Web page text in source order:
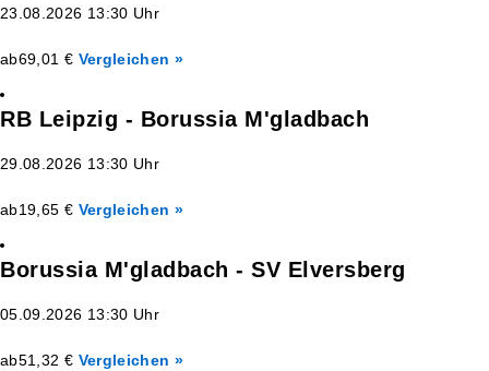
23.08.2026 13:30 Uhr
ab69,01 € Vergleichen »
RB Leipzig - Borussia M'gladbach
29.08.2026 13:30 Uhr
ab19,65 € Vergleichen »
Borussia M'gladbach - SV Elversberg
05.09.2026 13:30 Uhr
ab51,32 € Vergleichen »